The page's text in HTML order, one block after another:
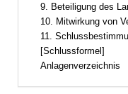
9. Beteiligung des
10. Mitwirkung von
11.
[Schlussformel]
Anlagenverzeichnis